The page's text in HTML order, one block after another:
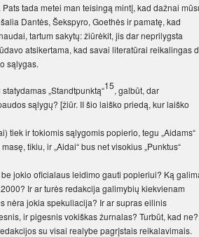
tada metei man teisingą mintį, kad dažnai
Dantės, Šekspyro, Goethės ir pamatę, kad
tartum sakytų: žiūrėkit, jis dar neprilygsta
atsikertama, kad savai literatūrai reikalingas
sąlygas.
„Standtpunktą“15, galbūt, dar
sąlygų? [žiūr. II šio laiško priedą, kur laiško
tiek ir tokiomis sąlygomis popierio, tegu „Aidams“
tikiu, ir „Aidai“ bus net visokius „Punktus“
jokio oficialaus leidimo gauti popieriui? Ką
Ir ar turės redakcija galimybių kiekvienam
nėra jokia spekuliacija? Ir ar supras eilinis
ir pigesnis vokiškas žurnalas? Turbūt, kad ne?
su visai realybe pagrįstais reikalavimais.